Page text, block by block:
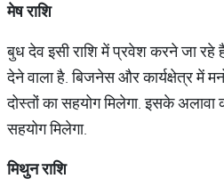
मेष राशि
बुध देव इसी राशि में प्रवेश करने जा
देने वाला है. बिजनेस और कार्यक्षेत्र में
दोस्तों का सहयोग मिलेगा. इसके अलावा
सहयोग मिलेगा.
मिथुन राशि